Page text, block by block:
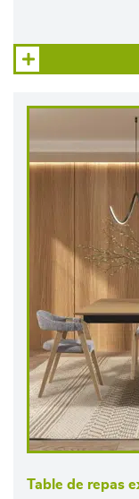
Table de repas